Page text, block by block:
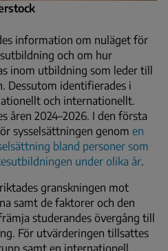
information om nuläget för
och om hur
inom utbildning som leder till
Dessutom identifierades i
och internationellt.
åren 2024–2026. I den första
sysselsättningen genom en
bland personer som
under olika år.
granskningen mot
samt de faktorer och den
studerandes övergång till
För utvärderingen tillsattes
samt en internationell